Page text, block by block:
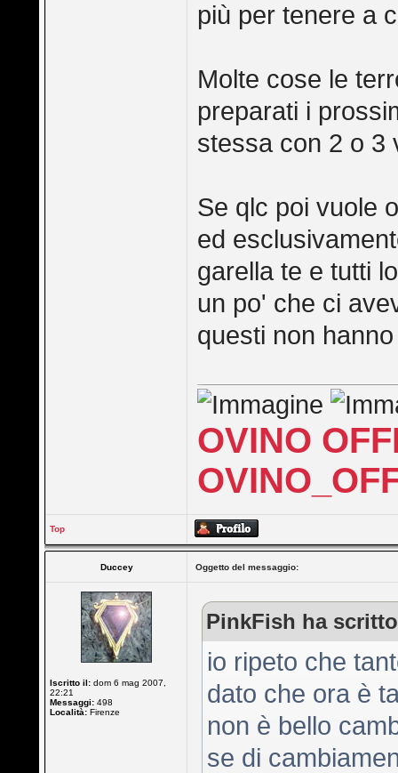
più per tenere a
Molte cose le
preparati i
stessa con 2 o 3
Se qlc poi vuole
ed
garella te e tutti
un po' che ci
questi non
OVINO
Top
Duccey Oggetto del messaggio:
Iscritto il: dom 6 mag 2007,
22:21
Messaggi: 498
Località: Firenze
PinkFish ha
io ripeto che
dato che ora è
non è bello
se di